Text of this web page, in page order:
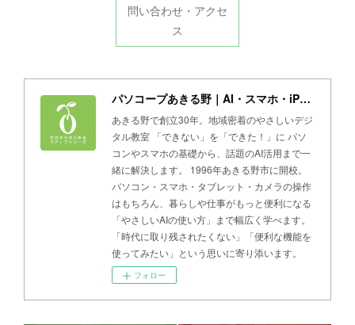
問い合わせ・アクセ
ス
パソコープあきる野｜AI・スマホ・iPad・パソコン教室
あきる野で創立30年。地域密着のやさしいデジ
タル教室 「できない」を「できた！」に パソ
コンやスマホの基礎から、話題のAI活用まで一
緒に解決します。 1996年あきる野市に開校。
パソコン・スマホ・タブレット・カメラの操作
はもちろん、暮らしや仕事がもっと便利になる
「やさしいAIの使い方」まで幅広く学べます。
「時代に取り残されたくない」「便利な機能を
使ってみたい」という思いに寄り添います。
フォロー